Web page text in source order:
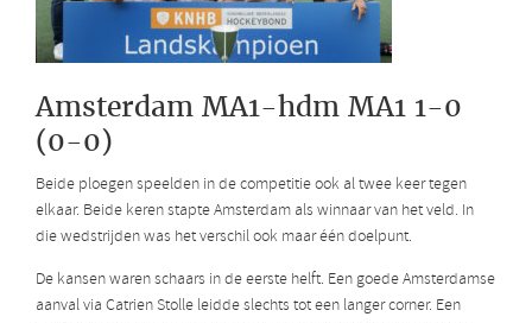
Amsterdam MA1-hdm MA1 1-0
(0-0)
Beide ploegen speelden in de competitie ook al twee keer tegen
elkaar. Beide keren stapte Amsterdam als winnaar van het veld. In
die wedstrijden was het verschil ook maar één doelpunt.
De kansen waren schaars in de eerste helft. Een goede Amsterdamse
aanval via Catrien Stolle leidde slechts tot een langer corner. Een